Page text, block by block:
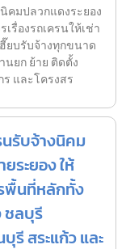
คมปลวกแดงระยอง
เรื่องรถเครนให้เช่า
ยบรับจ้างทุกขนาด
นยก ย้าย ติดตั้ง
ร และโครงสร
นรับจ้างนิคม
ระยอง ให้
พื้นที่หลักทั้ง
ชลบุรี
รี สระแก้ว และ